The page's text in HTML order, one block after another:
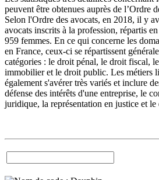
peuvent être obtenues auprès de l’Ordre
Selon l'Ordre des avocats, en 2018, il y
avocats inscrits à la profession, répartis
959 femmes. En ce qui concerne les
en France, ceux-ci se répartissent
catégories : le droit pénal, le droit fiscal,
immobilier et le droit public. Les métiers
également s'avérer très variés et inclure
défense des intérêts d'une entreprise, le
juridique, la représentation en justice et